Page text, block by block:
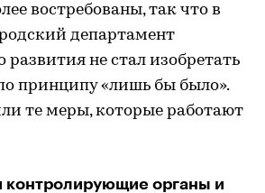
востребованы, так что в
департамент
развития не стал изобретать
принципу «лишь бы было».
те меры, которые работают
контролирующие органы и